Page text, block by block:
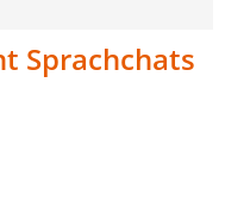
Sprachchats